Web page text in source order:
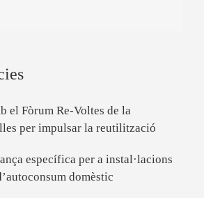
el Fòrum Re-Voltes de la
per impulsar la reutilització
específica per a instal·lacions
domèstic